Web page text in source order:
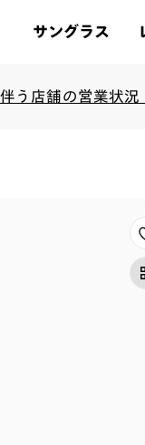
サングラス
う店舗の営業状況